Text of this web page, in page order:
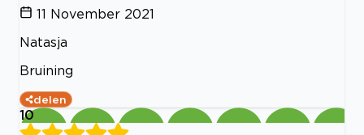
11 November 2021
Natasja
Bruining
delen
10